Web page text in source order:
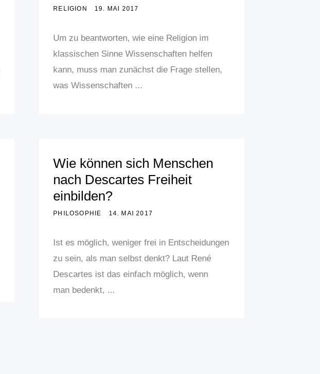
RELIGION 19. MAI 2017
Um zu beantworten, wie eine Religion im
klassischen Sinne Wissenschaften helfen
kann, muss man zunächst die Frage stellen,
was Wissenschaften ...
Wie können sich Menschen
nach Descartes Freiheit
einbilden?
PHILOSOPHIE 14. MAI 2017
Ist es möglich, weniger frei in Entscheidungen
zu sein, als man selbst denkt? Laut René
Descartes ist das einfach möglich, wenn
man bedenkt, ...